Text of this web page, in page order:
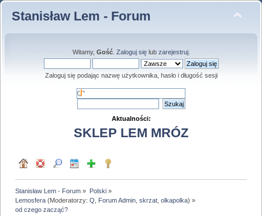
Stanisław Lem - Forum
Witamy, Gość. Zaloguj sięlub zarejestruj.
Zaloguj się podając nazwę użytkownika, hasło i długość sesji
Aktualności:
SKLEP LEM MRÓZ
Stanisław Lem - Forum » Polski»
Lemosfera (Moderatorzy:Q Forum Admin ,skrzat ,olkapolka) »
od czego zacząć?